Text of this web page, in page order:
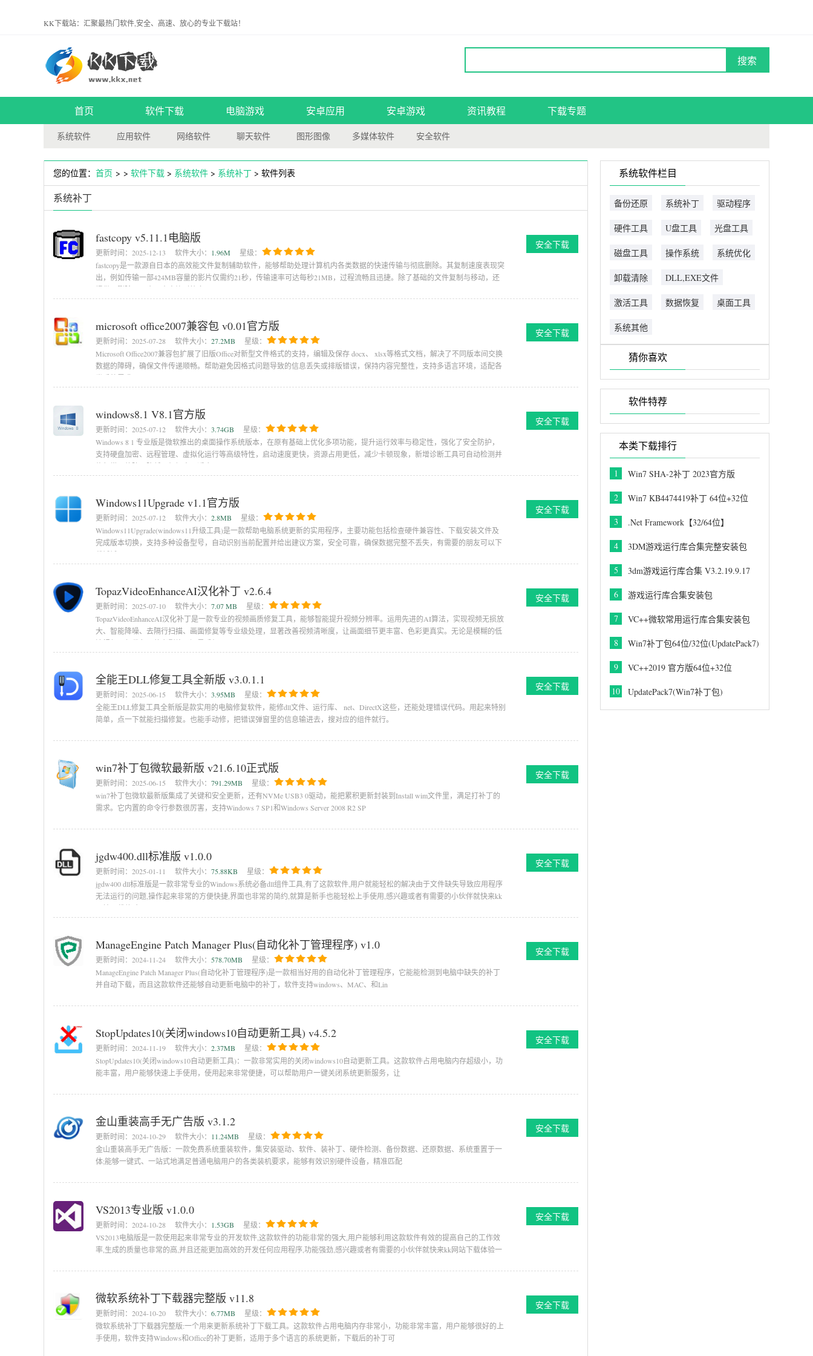
KK下载站：汇聚最热门软件,安全、高速、放心的专业下载站！
搜索
首页 软件下载 电脑游戏 安卓应用 安卓游戏 资讯教程 下载专题
系统软件 应用软件 网络软件 聊天软件 图形图像 多媒体软件 安全软件
您的位置： 首页 > > 软件下载 > 系统软件 > 系统补丁 > 软件列表
系统补丁
fastcopy v5.11.1电脑版
更新时间： 2025-12-13 软件大小： 1.96M
星级：
fastcopy是一款源自日本的高效能文件复制辅助软件，能够帮助处理计算机内各类数据的快速传输与彻底删除。其复制速度表现突
出，例如传输一部424MB容量的影片仅需约21秒，传输速率可达每秒21MB，过程流畅且迅捷。除了基础的文件复制与移动，还
提供了删除、同步及内容比对等多项
安全下载
microsoft office2007兼容包 v0.01官方版
更新时间： 2025-07-28 软件大小： 27.2MB
星级：
Microsoft Office2007兼容包扩展了旧版Office对新型文件格式的支持，编辑及保存 docx、 xlsx等格式文档，解决了不同版本间交换
数据的障碍，确保文件传递顺畅。帮助避免因格式问题导致的信息丢失或排版错误，保持内容完整性，支持多语言环境，适配各
类系统需求。
安全下载
windows8.1 V8.1官方版
更新时间： 2025-07-12 软件大小： 3.74GB
星级：
Windows 8 1 专业版是微软推出的桌面操作系统版本，在原有基础上优化多项功能，提升运行效率与稳定性，强化了安全防护，
支持硬盘加密、远程管理、虚拟化运行等高级特性，启动速度更快，资源占用更低，减少卡顿现象，新增诊断工具可自动检测并
修复常见故障，降低死机概率，适合
安全下载
Windows11Upgrade v1.1官方版
更新时间： 2025-07-12 软件大小： 2.8MB
星级：
Windows11Upgrade(windows11升级工具)是一款帮助电脑系统更新的实用程序，主要功能包括检查硬件兼容性、下载安装文件及
完成版本切换，支持多种设备型号，自动识别当前配置并给出建议方案，安全可靠，确保数据完整不丢失，有需要的朋友可以下
载试试。
安全下载
TopazVideoEnhanceAI汉化补丁 v2.6.4
更新时间： 2025-07-10 软件大小： 7.07 MB
星级：
TopazVideoEnhanceAI汉化补丁是一款专业的视频画质修复工具，能够智能提升视频分辨率。运用先进的AI算法，实现视频无损放
大、智能降噪、去隔行扫描、画面修复等专业级处理，显著改善视频清晰度，让画面细节更丰富、色彩更真实。无论是模糊的低
清视频、年代久远的老影片，还是手机
安全下载
全能王DLL修复工具全新版 v3.0.1.1
更新时间： 2025-06-15 软件大小： 3.95MB
星级：
全能王DLL修复工具全新版是款实用的电脑修复软件，能修dll文件、运行库、 net、DirectX这些，还能处理错误代码。用起来特别
简单，点一下就能扫描修复。也能手动修，把错误弹窗里的信息输进去，搜对应的组件就行。
安全下载
win7补丁包微软最新版 v21.6.10正式版
更新时间： 2025-06-15 软件大小： 791.29MB
星级：
win7补丁包微软最新版集成了关键和安全更新，还有NVMe USB3 0驱动，能把累积更新封装到Install wim文件里，满足打补丁的
需求。它内置的命令行参数很厉害，支持Windows 7 SP1和Windows Server 2008 R2 SP
安全下载
jgdw400.dll标准版 v1.0.0
更新时间： 2025-01-11 软件大小： 75.88KB
星级：
jgdw400 dll标准版是一款非常专业的Windows系统必备dll组件工具,有了这款软件,用户就能轻松的解决由于文件缺失导致应用程序
无法运行的问题,操作起来非常的方便快捷,界面也非常的简约,就算是新手也能轻松上手使用,感兴趣或者有需要的小伙伴就快来kk
网站下载体验一下吧。
安全下载
ManageEngine Patch Manager Plus(自动化补丁管理程序) v1.0
更新时间： 2024-11-24 软件大小： 578.70MB
星级：
ManageEngine Patch Manager Plus(自动化补丁管理程序)是一款相当好用的自动化补丁管理程序，它能能检测到电脑中缺失的补丁
并自动下载，而且这款软件还能够自动更新电脑中的补丁，软件支持windows、MAC、和Lin
安全下载
StopUpdates10(关闭windows10自动更新工具) v4.5.2
更新时间： 2024-11-19 软件大小： 2.37MB
星级：
StopUpdates10(关闭windows10自动更新工具)：一款非常实用的关闭windows10自动更新工具。这款软件占用电脑内存超级小，功
能丰富，用户能够快速上手使用，使用起来非常便捷，可以帮助用户一键关闭系统更新服务，让
安全下载
金山重装高手无广告版 v3.1.2
更新时间： 2024-10-29 软件大小： 11.24MB
星级：
金山重装高手无广告版：一款免费系统重装软件，集安装驱动、软件、装补丁、硬件检测、备份数据、还原数据、系统重置于一
体;能够一键式、一站式地满足普通电脑用户的各类装机要求，能够有效识别硬件设备，精准匹配
安全下载
VS2013专业版 v1.0.0
更新时间： 2024-10-28 软件大小： 1.53GB
星级：
VS2013电脑版是一款使用起来非常专业的开发软件,这款软件的功能非常的强大,用户能够利用这款软件有效的提高自己的工作效
率,生成的质量也非常的高,并且还能更加高效的开发任何应用程序,功能强劲,感兴趣或者有需要的小伙伴就快来kk网站下载体验一
安全下载
微软系统补丁下载器完整版 v11.8
更新时间： 2024-10-20 软件大小： 6.77MB
星级：
微软系统补丁下载器完整版:一个用来更新系统补丁下载工具。这款软件占用电脑内存非常小，功能非常丰富，用户能够很好的上
手使用，软件支持Windows和Office的补丁更新，适用于多个语言的系统更新，下载后的补丁可
安全下载
系统软件栏目
备份还原 系统补丁 驱动程序
硬件工具 U盘工具 光盘工具
磁盘工具 操作系统 系统优化
卸载清除 DLL,EXE文件
激活工具 数据恢复 桌面工具
系统其他
猜你喜欢
软件特荐
本类下载排行
1 Win7 SHA-2补丁 2023官方版
2 Win7 KB4474419补丁 64位+32位
3
.Net Framework【32/64位】
4
3DM游戏运行库合集完整安装包
5
3dm游戏运行库合集 V3.2.19.9.17
6
游戏运行库合集安装包
7
VC++微软常用运行库合集安装包
8
Win7补丁包64位/32位(UpdatePack7)
9
VC++2019 官方版64位+32位
10
UpdatePack7(Win7补丁包)